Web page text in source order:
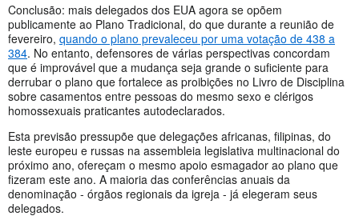
Conclusão: mais delegados dos EUA agora se opõem
publicamente ao Plano Tradicional, do que durante a reunião de
fevereiro, quando o plano prevaleceu por uma votação de 438 a
384. No entanto, defensores de várias perspectivas concordam
que é improvável que a mudança seja grande o suficiente para
derrubar o plano que fortalece as proibições no Livro de Disciplina
sobre casamentos entre pessoas do mesmo sexo e clérigos
homossexuais praticantes autodeclarados.
Esta previsão pressupõe que delegações africanas, filipinas, do
leste europeu e russas na assembleia legislativa multinacional do
próximo ano, ofereçam o mesmo apoio esmagador ao plano que
fizeram este ano. A maioria das conferências anuais da
denominação - órgãos regionais da igreja - já elegeram seus
delegados.